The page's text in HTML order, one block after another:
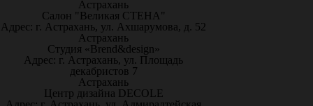
Астрахань
Салон "Великая СТЕНА"
Адрес: г. Астрахань, ул. Ахшарумова, д. 52
Астрахань
Студия «Brend&design»
Адрес: г. Астрахань, ул. Площадь
декабристов 7
Астрахань
Центр дизайна DECOLE